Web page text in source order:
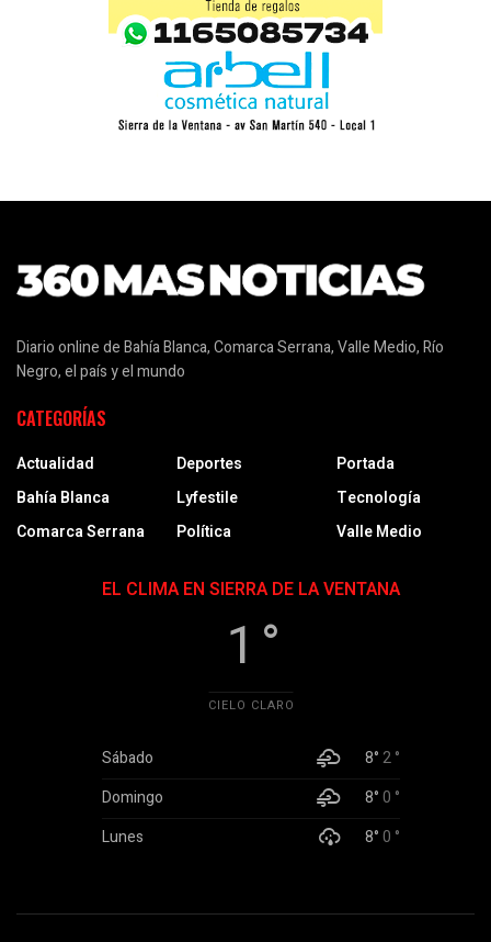
Diario online de Bahía Blanca, Comarca Serrana, Valle Medio, Río
Negro, el país y el mundo
CATEGORÍAS
Actualidad
Bahía Blanca
Comarca Serrana
Deportes
Lyfestile
Política
Portada
Tecnología
Valle Medio
EL CLIMA EN SIERRA DE LA VENTANA
1 °
CIELO CLARO
Sábado 8°2 °
Domingo
8°0 °
Lunes
8°0 °